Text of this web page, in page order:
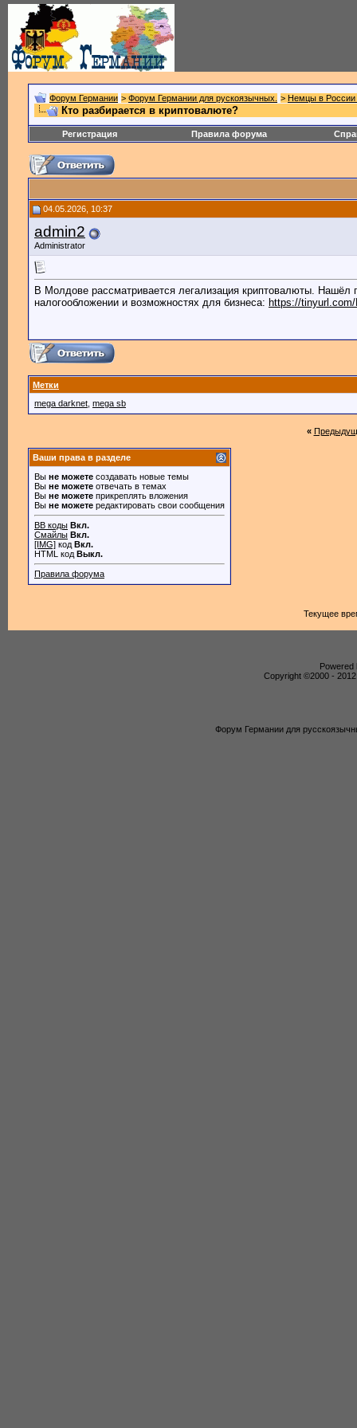
Форум Германии > Форум Германии для рускоязычных. > Немцы в России
Кто разбирается в криптовалюте?
Регистрация Правила форума
04.05.2026, 10:37
admin2
Administrator
В Молдове рассматривается легализация криптовалюты.
налогообложении и возможностях для бизнеса: https://
Метки
mega darknet mega sb
«
Ваши права в разделе
Вы не можете создавать новые темы
Вы не можете отвечать в темах
Вы не можете прикреплять вложения
Вы не можете редактировать свои сообщения
BB коды Вкл.
Смайлы Вкл.
[IMG] код Вкл.
HTML код Выкл.
Правила форума
Текущее
Powered
Copyright ©2000 -
Форум Германии для